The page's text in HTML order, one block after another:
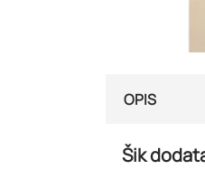
OPIS
Šik